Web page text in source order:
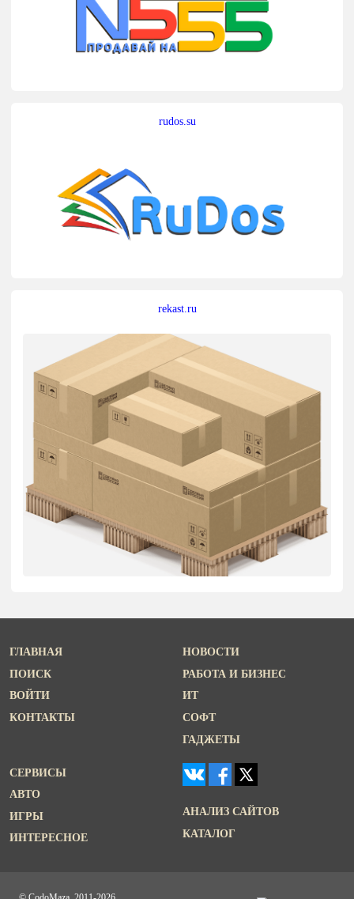
rudos.su
rekast.ru
ГЛАВНАЯ
ПОИСК
ВОЙТИ
КОНТАКТЫ
НОВОСТИ
РАБОТА И БИЗНЕС
ИТ
СОФТ
ГАДЖЕТЫ
СЕРВИСЫ
АВТО
ИГРЫ
ИНТЕРЕСНОЕ
АНАЛИЗ САЙТОВ
КАТАЛОГ